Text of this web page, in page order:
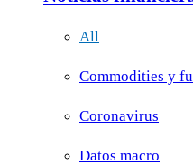
All
Commodities y
Coronavirus
Datos macro